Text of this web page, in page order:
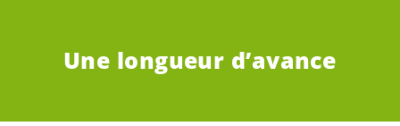
Une longueur d’avance